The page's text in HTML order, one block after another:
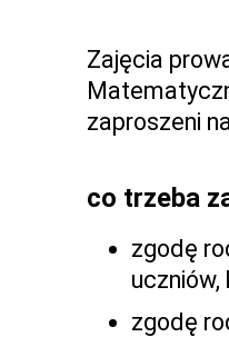
Zajęcia
zaproszeni
co trzeba
zgodę
zgodę